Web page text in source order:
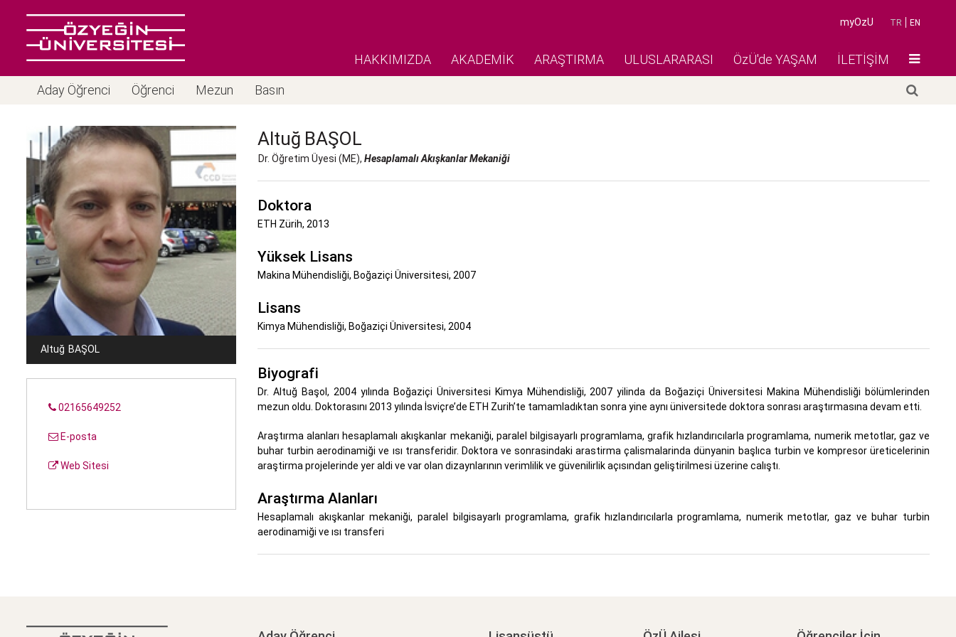
TR EN
myOzU
HAKKIMIZDA AKADEMİK ARAŞTIRMA ULUSLARARASI ÖzÜ'de YAŞAM İLETİŞİM
Aday Öğrenci Öğrenci Mezun Basın
Altuğ BAŞOL
02165649252
E-posta
Web Sitesi
Altuğ BAŞOL
Dr. Öğretim Üyesi (ME), Hesaplamalı Akışkanlar Mekaniği
Doktora
ETH Zürih, 2013
Yüksek Lisans
Makina Mühendisliği, Boğaziçi Üniversitesi, 2007
Lisans
Kimya Mühendisliği, Boğaziçi Üniversitesi, 2004
Biyografi
Dr. Altuğ Başol, 2004 yılında Boğaziçi Üniversitesi Kimya Mühendisliği, 2007 yilinda da Boğaziçi Üniversitesi Makina Mühendisliği bölümlerinden
mezun oldu. Doktorasını 2013 yılında İsviçre’de ETH Zurih’te tamamladıktan sonra yine aynı üniversitede doktora sonrası araştırmasına devam etti.
Araştırma alanları hesaplamalı akışkanlar mekaniği, paralel bilgisayarlı programlama, grafik hızlandırıcılarla programlama, numerik metotlar, gaz ve
buhar turbin aerodinamiği ve ısı transferidir. Doktora ve sonrasindaki arastirma çalismalarinda dünyanin başlıca turbin ve kompresor üreticelerinin
araştirma projelerinde yer aldi ve var olan dizaynlarının verimlilik ve güvenilirlik açısından geliştirilmesi üzerine calıştı.
Araştırma Alanları
Hesaplamalı akışkanlar mekaniği, paralel bilgisayarlı programlama, grafik hızlandırıcılarla programlama, numerik metotlar, gaz ve buhar turbin
aerodinamiği ve ısı transferi